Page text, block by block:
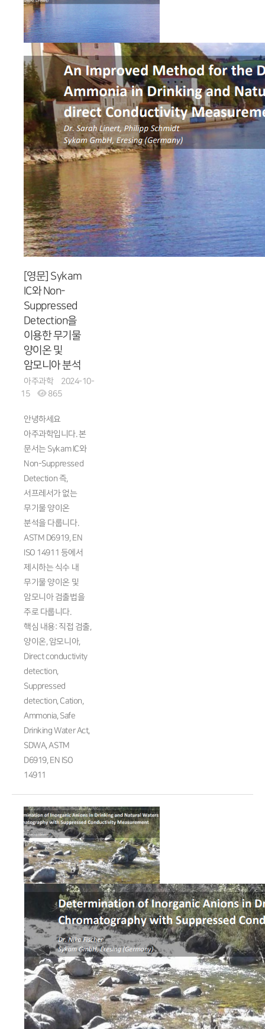
[영문] Sykam
IC와 Non-
Suppressed
Detection을
이용한 무기물
양이온 및
암모니아 분석
아주과학
2024-10-
15
865
안녕하세요
아주과학입니다. 본
문서는 Sykam IC와
Non-Suppressed
Detection 즉,
서프레서가 없는
무기물 양이온
분석을 다룹니다.
ASTM D6919, EN
ISO 14911 등에서
제시하는 식수 내
무기물 양이온 및
암모니아 검출법을
주로 다룹니다.
핵심 내용: 직접 검출,
양이온, 암모니아,
Direct conductivity
detection,
Suppressed
detection, Cation,
Ammonia, Safe
Drinking Water Act,
SDWA, ASTM
D6919, EN ISO
14911